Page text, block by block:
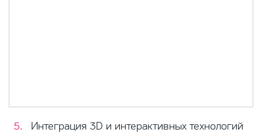
Интеграция 3D и интерактивных технологий